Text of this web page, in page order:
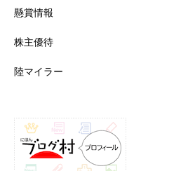
懸賞情報
株主優待
陸マイラー